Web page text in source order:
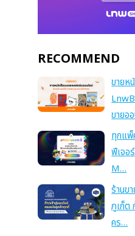
RECOMMEND
ขายห
ขายอ
ทุกแพ็
ฟีเจอ
M…
ร้านข
ภูเก็ต
คร…